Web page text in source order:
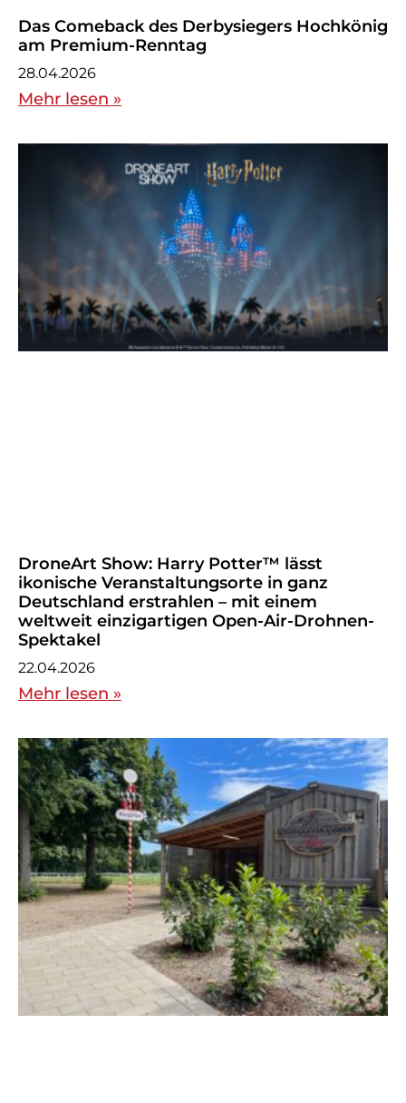
Das Comeback des Derbysiegers Hochkönig
am Premium-Renntag
28.04.2026
Mehr lesen »
DroneArt Show: Harry Potter™ lässt
ikonische Veranstaltungsorte in ganz
Deutschland erstrahlen – mit einem
weltweit einzigartigen Open-Air-Drohnen-
Spektakel
22.04.2026
Mehr lesen »